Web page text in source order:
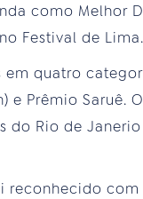
como Melhor
Festival de Lima.
quatro
e Prêmio Saruê.
do Rio de
reconhecido